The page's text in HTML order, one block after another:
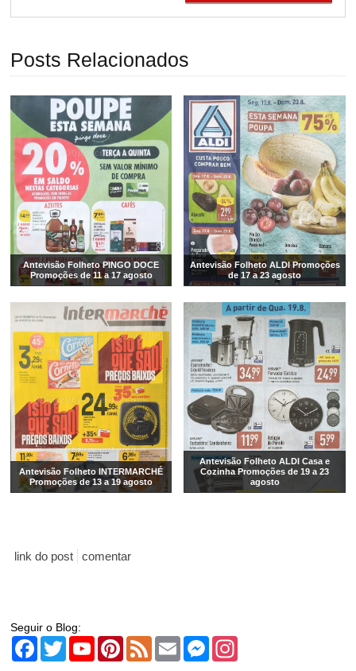
Posts Relacionados
Antevisão Folheto PINGO DOCE
Promoções de 11 a 17 agosto
Antevisão Folheto ALDI Promoções
de 17 a 23 agosto
Antevisão Folheto INTERMARCHÉ
Promoções de 13 a 19 agosto
Antevisão Folheto ALDI Casa e
Cozinha Promoções de 19 a 23
agosto
link do post comentar
Seguir o Blog:
Facebook
TwitterYouTubePinterest
Feed Email Messenger